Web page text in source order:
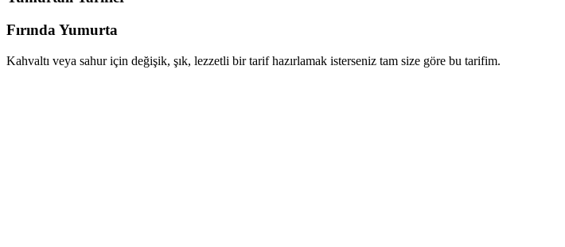
Fırında Yumurta
Kahvaltı veya sahur için değişik, şık, lezzetli bir tarif hazırlamak isterseniz tam size göre bu tarifim.